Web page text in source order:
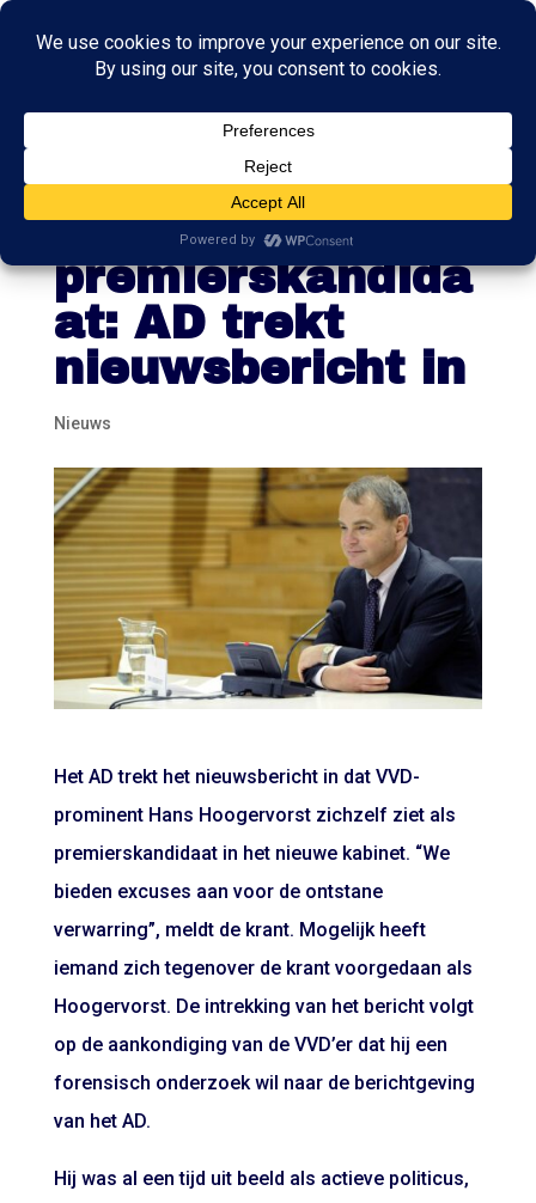
Hoogervorst
geen
premierskandida
at: AD trekt
nieuwsbericht in
Nieuws
Het AD trekt het nieuwsbericht in dat VVD-
prominent Hans Hoogervorst zichzelf ziet als
premierskandidaat in het nieuwe kabinet. “We
bieden excuses aan voor de ontstane
verwarring”, meldt de krant. Mogelijk heeft
iemand zich tegenover de krant voorgedaan als
Hoogervorst. De intrekking van het bericht volgt
op de aankondiging van de VVD’er dat hij een
forensisch onderzoek wil naar de berichtgeving
van het AD.
Hij was al een tijd uit beeld als actieve politicus,